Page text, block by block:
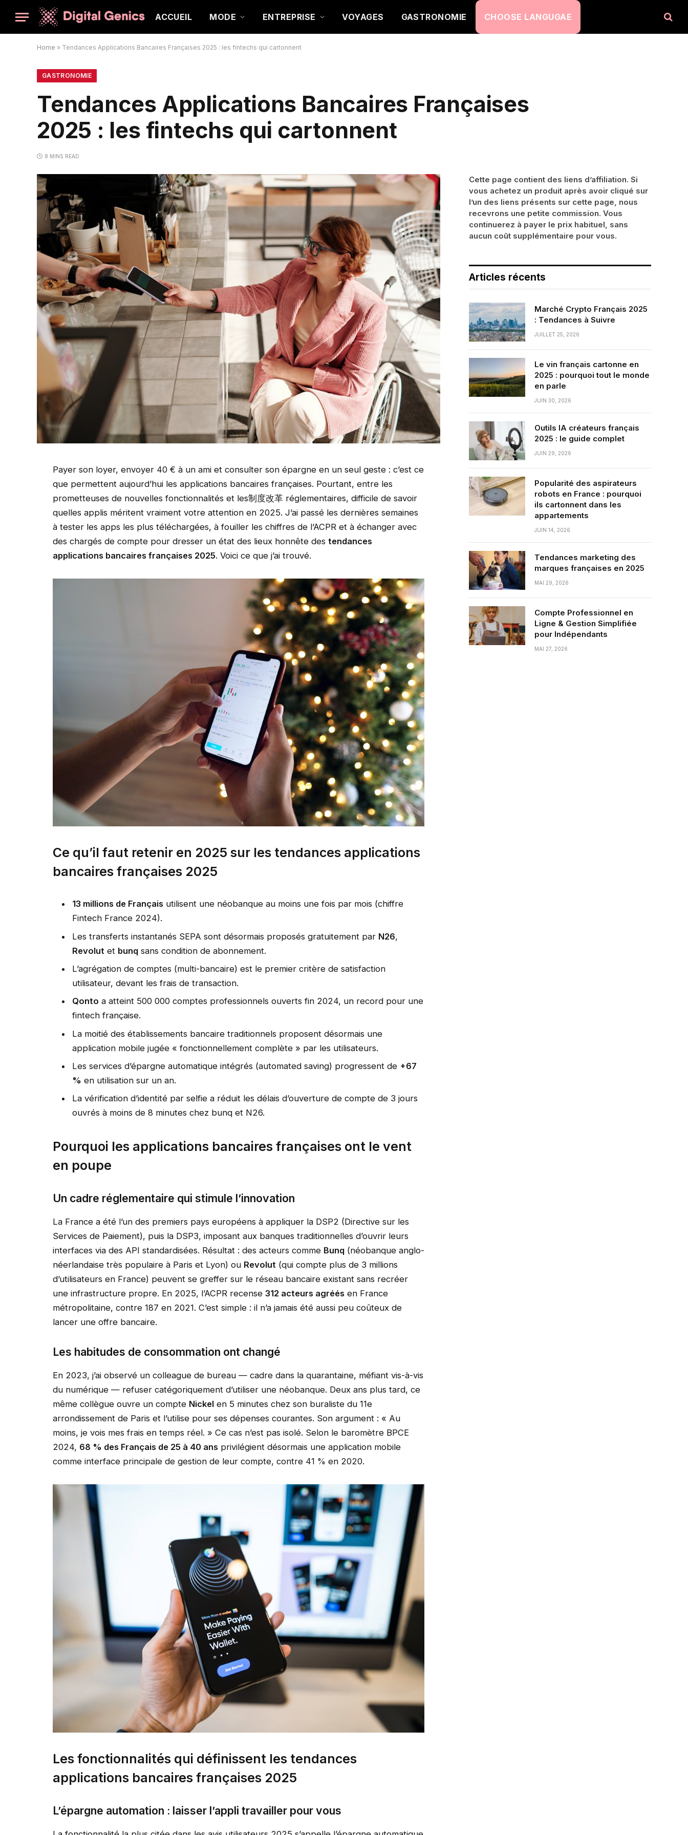
ACCUEIL MODE ENTREPRISE VOYAGES GASTRONOMIE CHOOSE LANGUGAE
Home » Tendances Applications Bancaires Françaises 2025 : les fintechs qui cartonnent
GASTRONOMIE
Tendances Applications Bancaires Françaises
2025 : les fintechs qui cartonnent
8 MINS READ
Payer son loyer, envoyer 40 € à un ami et consulter son épargne en un seul geste : c’est ce
que permettent aujourd’hui les applications bancaires françaises. Pourtant, entre les
prometteuses de nouvelles fonctionnalités et les制度改革 réglementaires, difficile de savoir
quelles applis méritent vraiment votre attention en 2025. J’ai passé les dernières semaines
à tester les apps les plus téléchargées, à fouiller les chiffres de l’ACPR et à échanger avec
des chargés de compte pour dresser un état des lieux honnête des tendances
applications bancaires françaises 2025. Voici ce que j’ai trouvé.
Ce qu’il faut retenir en 2025 sur les tendances applications
bancaires françaises 2025
13 millions de Français utilisent une néobanque au moins une fois par mois (chiffre
Fintech France 2024).
Les transferts instantanés SEPA sont désormais proposés gratuitement par N26,
Revolut et bunq sans condition de abonnement.
L’agrégation de comptes (multi-bancaire) est le premier critère de satisfaction
utilisateur, devant les frais de transaction.
Qonto a atteint 500 000 comptes professionnels ouverts fin 2024, un record pour une
fintech française.
La moitié des établissements bancaire traditionnels proposent désormais une
application mobile jugée « fonctionnellement complète » par les utilisateurs.
Les services d’épargne automatique intégrés (automated saving) progressent de +67
% en utilisation sur un an.
La vérification d’identité par selfie a réduit les délais d’ouverture de compte de 3 jours
ouvrés à moins de 8 minutes chez bunq et N26.
Pourquoi les applications bancaires françaises ont le vent
en poupe
Un cadre réglementaire qui stimule l’innovation
La France a été l’un des premiers pays européens à appliquer la DSP2 (Directive sur les
Services de Paiement), puis la DSP3, imposant aux banques traditionnelles d’ouvrir leurs
interfaces via des API standardisées. Résultat : des acteurs comme Bunq (néobanque anglo-
néerlandaise très populaire à Paris et Lyon) ou Revolut (qui compte plus de 3 millions
d’utilisateurs en France) peuvent se greffer sur le réseau bancaire existant sans recréer
une infrastructure propre. En 2025, l’ACPR recense 312 acteurs agréés en France
métropolitaine, contre 187 en 2021. C’est simple : il n’a jamais été aussi peu coûteux de
lancer une offre bancaire.
Les habitudes de consommation ont changé
En 2023, j’ai observé un colleague de bureau — cadre dans la quarantaine, méfiant vis-à-vis
du numérique — refuser catégoriquement d’utiliser une néobanque. Deux ans plus tard, ce
même collègue ouvre un compte Nickel en 5 minutes chez son buraliste du 11e
arrondissement de Paris et l’utilise pour ses dépenses courantes. Son argument : « Au
moins, je vois mes frais en temps réel. » Ce cas n’est pas isolé. Selon le baromètre BPCE
2024, 68 % des Français de 25 à 40 ans privilégient désormais une application mobile
comme interface principale de gestion de leur compte, contre 41 % en 2020.
Les fonctionnalités qui définissent les tendances
applications bancaires françaises 2025
L’épargne automation : laisser l’appli travailler pour vous
Cette page contient des liens d’affiliation. Si
vous achetez un produit après avoir cliqué sur
l’un des liens présents sur cette page, nous
recevrons une petite commission. Vous
continuerez à payer le prix habituel, sans
aucun coût supplémentaire pour vous.
Articles récents
Marché Crypto Français 2025
: Tendances à Suivre
JUILLET 25, 2026
Le vin français cartonne en
2025 : pourquoi tout le monde
en parle
JUIN 30, 2026
Outils IA créateurs français
2025 : le guide complet
JUIN 29, 2026
Popularité des aspirateurs
robots en France : pourquoi
ils cartonnent dans les
appartements
JUIN 14, 2026
Tendances marketing des
marques françaises en 2025
MAI 29, 2026
Compte Professionnel en
Ligne & Gestion Simplifiée
pour Indépendants
MAI 27, 2026